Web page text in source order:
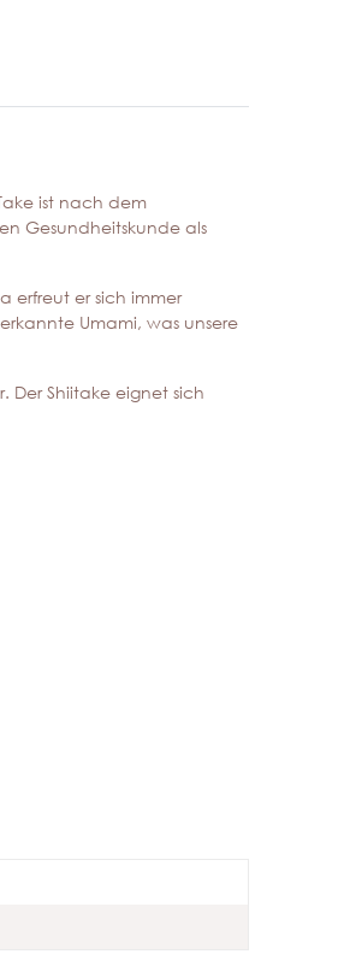
ist nach dem
Gesundheitskunde als
erfreut er sich immer
Umami, was unsere
Der Shiitake eignet sich